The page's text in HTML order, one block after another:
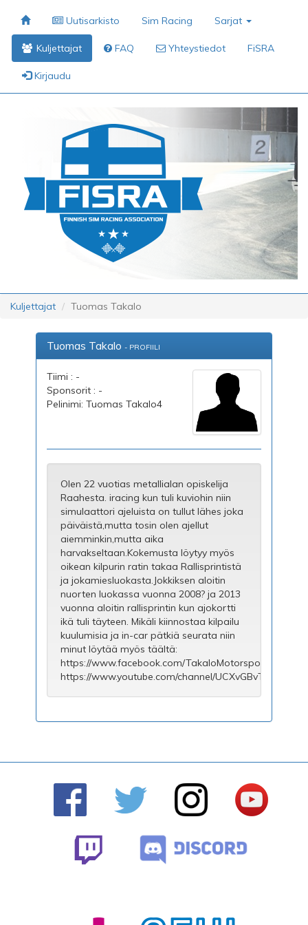
Uutisarkisto Sim Racing Sarjat
Kuljettajat FAQ Yhteystiedot FiSRA
Kirjaudu
Kuljettajat Tuomas Takalo
Tuomas Takalo - PROFIILI
Tiimi : -
Sponsorit : -
Pelinimi: Tuomas Takalo4
Olen 22 vuotias metallialan opiskelija
Raahesta. iracing kun tuli kuviohin niin
simulaattori ajeluista on tullut lähes joka
päiväistä,mutta tosin olen ajellut
aiemminkin,mutta aika
harvakseltaan.Kokemusta löytyy myös
oikean kilpurin ratin takaa Rallisprintistä
ja jokamiesluokasta.Jokkiksen aloitin
nuorten luokassa vuonna 2008? ja 2013
vuonna aloitin rallisprintin kun ajokortti
ikä tuli täyteen. Mikäli kiinnostaa kilpailu
kuulumisia ja in-car pätkiä seurata niin
minut löytää myös täältä:
https://www.facebook.com/TakaloMotorsport/
https://www.youtube.com/channel/